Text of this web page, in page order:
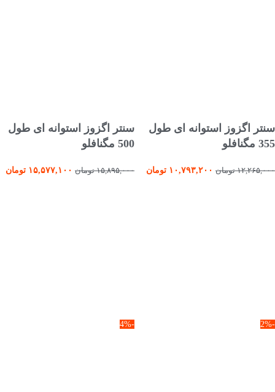
سنتر اگزوز استوانه ای طول
355 مگنافلو
۱۲,۲۶۵,۰۰۰ تومان ۱۰,۷۹۳,۲۰۰ تومان
سنتر اگزوز استوانه ای طول
500 مگنافلو
۱۵,۸۹۵,۰۰۰ تومان ۱۵,۵۷۷,۱۰۰ تومان
-2%
-4%